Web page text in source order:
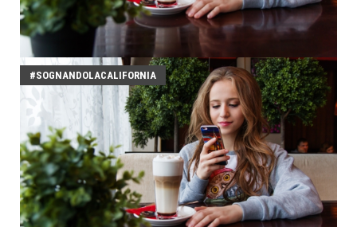
#SOGNANDOLACALIFORNIA